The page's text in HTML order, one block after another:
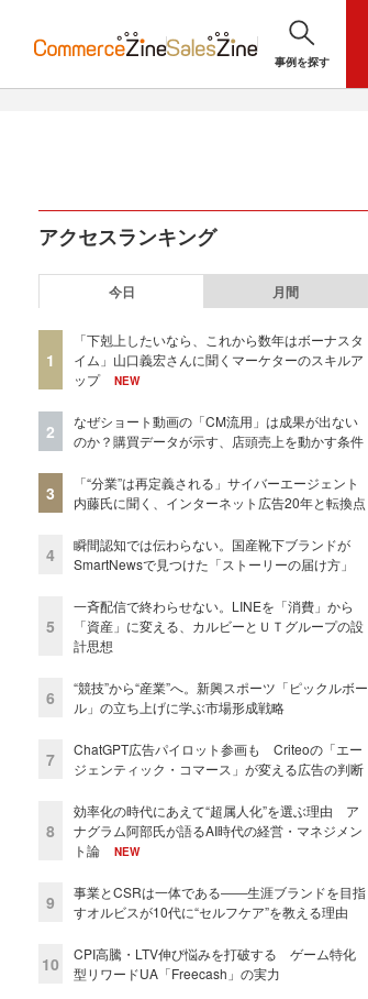
事例を探す
アクセスランキング
今日 月間
1
「下剋上したいなら、これから数年はボーナスタ
イム」山口義宏さんに聞くマーケターのスキルア
ップ
NEW
2
なぜショート動画の「CM流用」は成果が出ない
のか？購買データが示す、店頭売上を動かす条件
3
「“分業”は再定義される」サイバーエージェント
内藤氏に聞く、インターネット広告20年と転換点
4
瞬間認知では伝わらない。国産靴下ブランドが
SmartNewsで見つけた「ストーリーの届け方」
5
一斉配信で終わらせない。LINEを「消費」から
「資産」に変える、カルビーとＵＴグループの設
計思想
6
“競技”から“産業”へ。新興スポーツ「ピックルボー
ル」の立ち上げに学ぶ市場形成戦略
7
ChatGPT広告パイロット参画も Criteoの「エー
ジェンティック・コマース」が変える広告の判断
8
効率化の時代にあえて“超属人化”を選ぶ理由 ア
ナグラム阿部氏が語るAI時代の経営・マネジメン
ト論
NEW
9
事業とCSRは一体である――生涯ブランドを目指
すオルビスが10代に“セルフケア”を教える理由
10
CPI高騰・LTV伸び悩みを打破する ゲーム特化
型リワードUA「Freecash」の実力